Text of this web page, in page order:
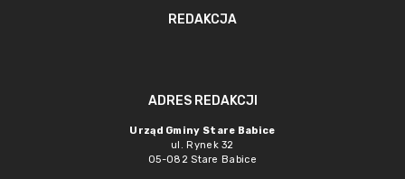
REDAKCJA
ADRES REDAKCJI
Urząd Gminy Stare Babice
ul. Rynek 32
05-082 Stare Babice